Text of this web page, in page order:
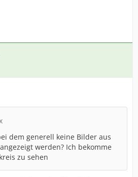
dem generell keine Bilder aus
werden? Ich bekomme
zu sehen